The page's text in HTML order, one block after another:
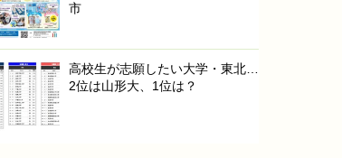
市
高校生が志願したい大学・東北…
2位は山形大、1位は？